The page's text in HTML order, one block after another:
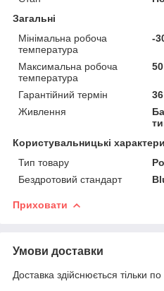
Загальні
Мінімальна робоча
температура
-
Максимальна робоча
температура
Гарантійний термін
Живлення
Користувальницькі
Тип товару
Бездротовий стандарт
Приховати
Умови доставки
Доставка здійснюється тільки